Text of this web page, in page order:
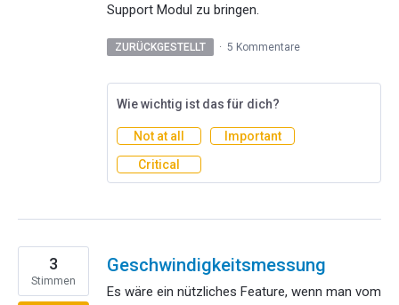
Support Modul zu bringen.
ZURÜCKGESTELLT · 5 Kommentare
Wie wichtig ist das für dich?
Not at all
Important
Critical
Geschwindigkeitsmessung
Es wäre ein nützliches Feature, wenn man vom
3
Stimmen